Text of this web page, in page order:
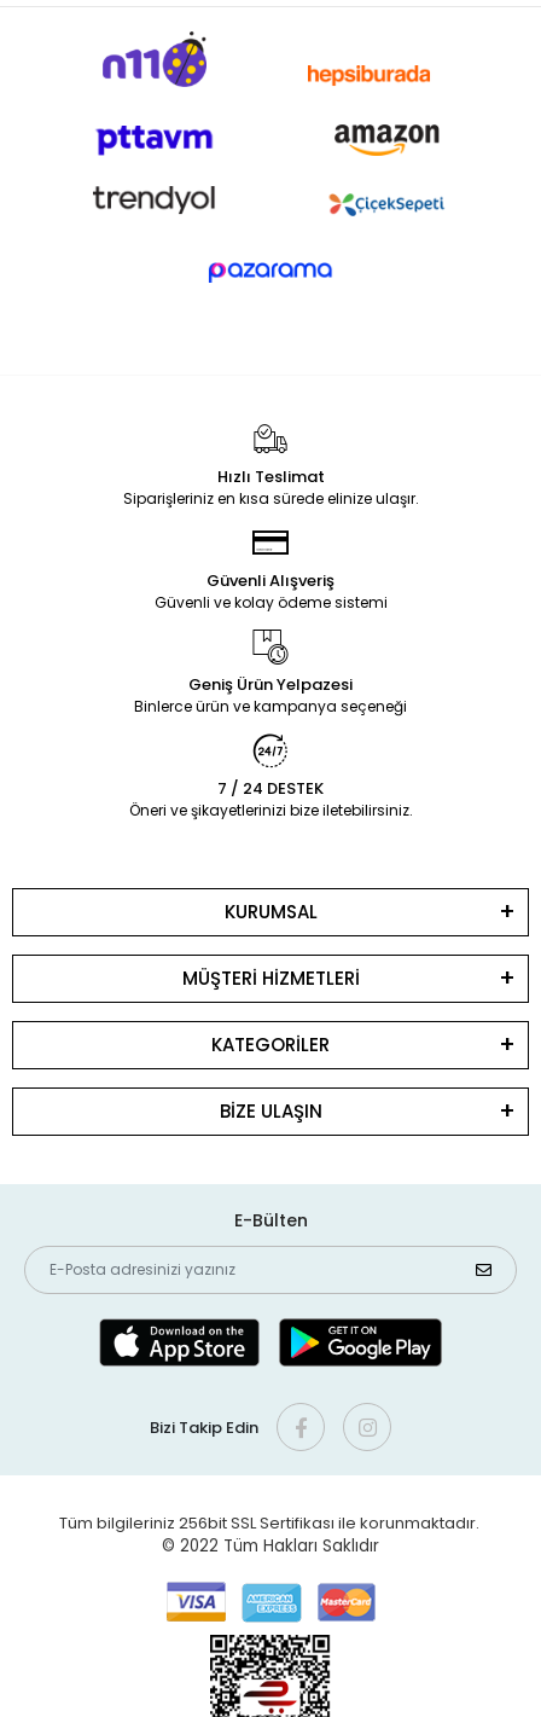
Hızlı Teslimat
Siparişleriniz en kısa sürede elinize ulaşır.
Güvenli Alışveriş
Güvenli ve kolay ödeme sistemi
Geniş Ürün Yelpazesi
Binlerce ürün ve kampanya seçeneği
7 / 24 DESTEK
Öneri ve şikayetlerinizi bize iletebilirsiniz.
KURUMSAL
MÜŞTERİ HİZMETLERİ
KATEGORİLER
BİZE ULAŞIN
E-Bülten
Bizi Takip Edin
Tüm bilgileriniz 256bit SSL Sertifikası ile korunmaktadır.
© 2022 Tüm Hakları Saklıdır